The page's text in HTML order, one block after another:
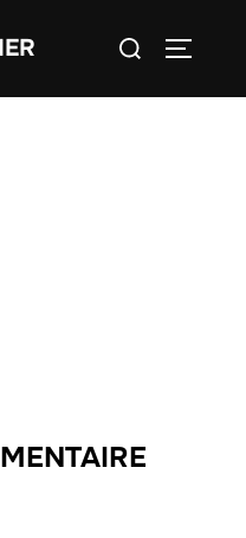
Rechercher :